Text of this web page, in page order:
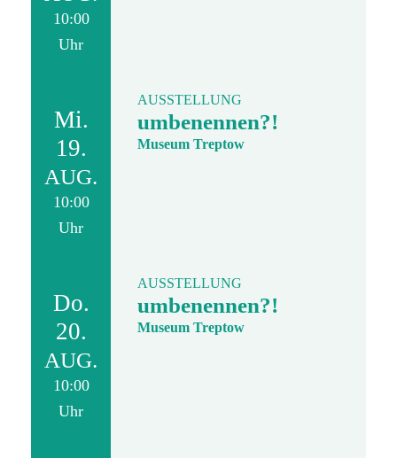
10:00
Uhr
Mi.
19.
AUG.
10:00
Uhr
AUSSTELLUNG
umbenennen?!
Museum Treptow
Do.
20.
AUG.
10:00
Uhr
AUSSTELLUNG
umbenennen?!
Museum Treptow